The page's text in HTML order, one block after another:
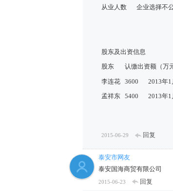
从业人数 企业选择不
股东及出资信息
股东 认缴出资额（万
李连花 3600 2013年1
孟祥东 5400 2013年1
2015-06-29 回复
泰安市网友
泰安国海商贸有限公司
2015-06-23 回复